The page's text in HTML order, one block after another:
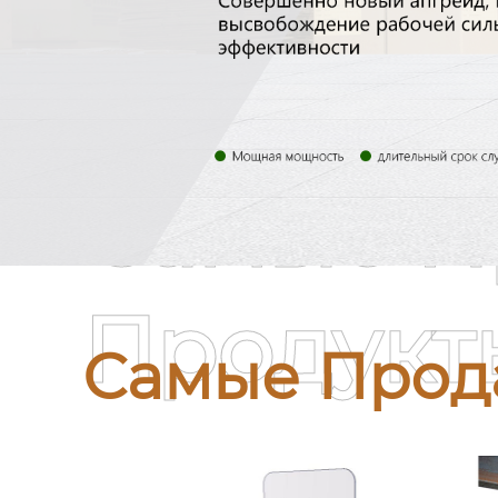
Самые
Самые